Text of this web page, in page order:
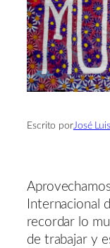
Escrito porJosé
Internacional
recordar lo
de trabajar y